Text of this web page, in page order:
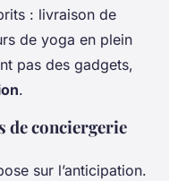
: livraison de
de yoga en plein
pas des gadgets,
.
de conciergerie
sur l’anticipation.